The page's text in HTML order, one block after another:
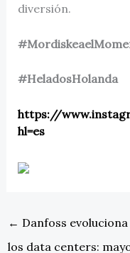
diversión.
#HeladosHolanda
https://
hl=es
← Danfoss evoluciona
los data centers: